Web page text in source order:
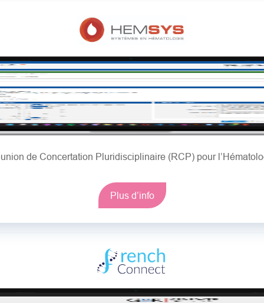
de Concertation Pluridisciplinaire (RCP) pour
Plus d’info